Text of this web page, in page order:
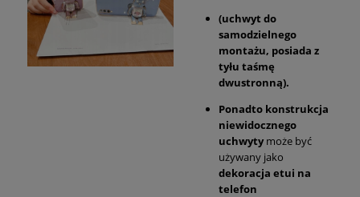
(uchwyt do
samodzielnego
montażu, posiada z
tyłu taśmę
dwustronną).
Ponadto konstrukcja
niewidocznego
uchwytymoże być
używany jako
dekoracja etui na
telefon